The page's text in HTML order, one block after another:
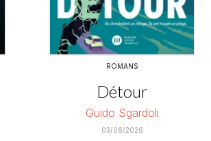
ROMANS
Détour
Guido Sgardoli
03/06/2026